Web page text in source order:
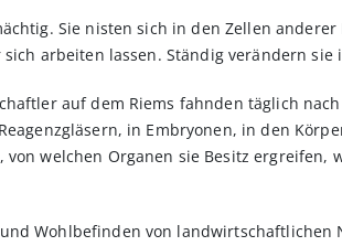
Sie nisten sich in den Zellen
arbeiten lassen. Ständig verändern
auf dem Riems fahnden täglich
in Embryonen, in den
von welchen Organen sie Besitz
Wohlbefinden von landwirtschaftlichen